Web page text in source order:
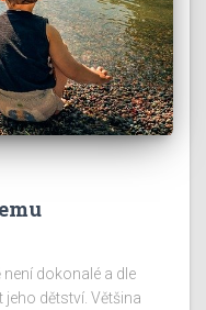
není dokonalé a dle
dětství. Většina